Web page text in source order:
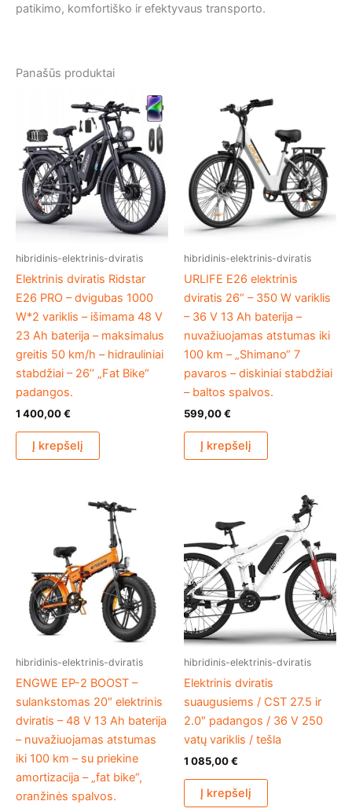
patikimo, komfortiško ir efektyvaus transporto.
Panašūs produktai
hibridinis-elektrinis-dviratis
Elektrinis dviratis Ridstar
E26 PRO – dvigubas 1000
W*2 variklis – išimama 48 V
23 Ah baterija – maksimalus
greitis 50 km/h – hidrauliniai
stabdžiai – 26’’ „Fat Bike“
padangos.
1 400,00€
Į krepšelį
hibridinis-elektrinis-dviratis
URLIFE E26 elektrinis
dviratis 26“ – 350 W variklis
– 36 V 13 Ah baterija –
nuvažiuojamas atstumas iki
100 km – „Shimano“ 7
pavaros – diskiniai stabdžiai
– baltos spalvos.
599,00€
Į krepšelį
hibridinis-elektrinis-dviratis
ENGWE EP-2 BOOST –
sulankstomas 20″ elektrinis
dviratis – 48 V 13 Ah baterija
– nuvažiuojamas atstumas
iki 100 km – su priekine
amortizacija – „fat bike“,
oranžinės spalvos.
hibridinis-elektrinis-dviratis
Elektrinis dviratis
suaugusiems / CST 27.5 ir
2.0″ padangos / 36 V 250
vatų variklis / tešla
1 085,00€
Į krepšelį